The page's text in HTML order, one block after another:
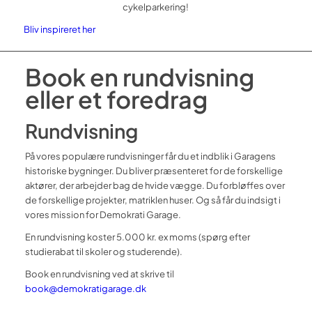
cykelparkering!
Bliv inspireret her
Book en rundvisning
eller et foredrag
Rundvisning
På vores populære rundvisninger får du et indblik i Garagens
historiske bygninger. Du bliver præsenteret for de forskellige
aktører, der arbejder bag de hvide vægge. Du forbløffes over
de forskellige projekter, matriklen huser. Og så får du indsigt i
vores mission for Demokrati Garage.
En rundvisning koster 5.000 kr. ex moms (spørg efter
studierabat til skoler og studerende).
Book en rundvisning ved at skrive til
book@demokratigarage.dk